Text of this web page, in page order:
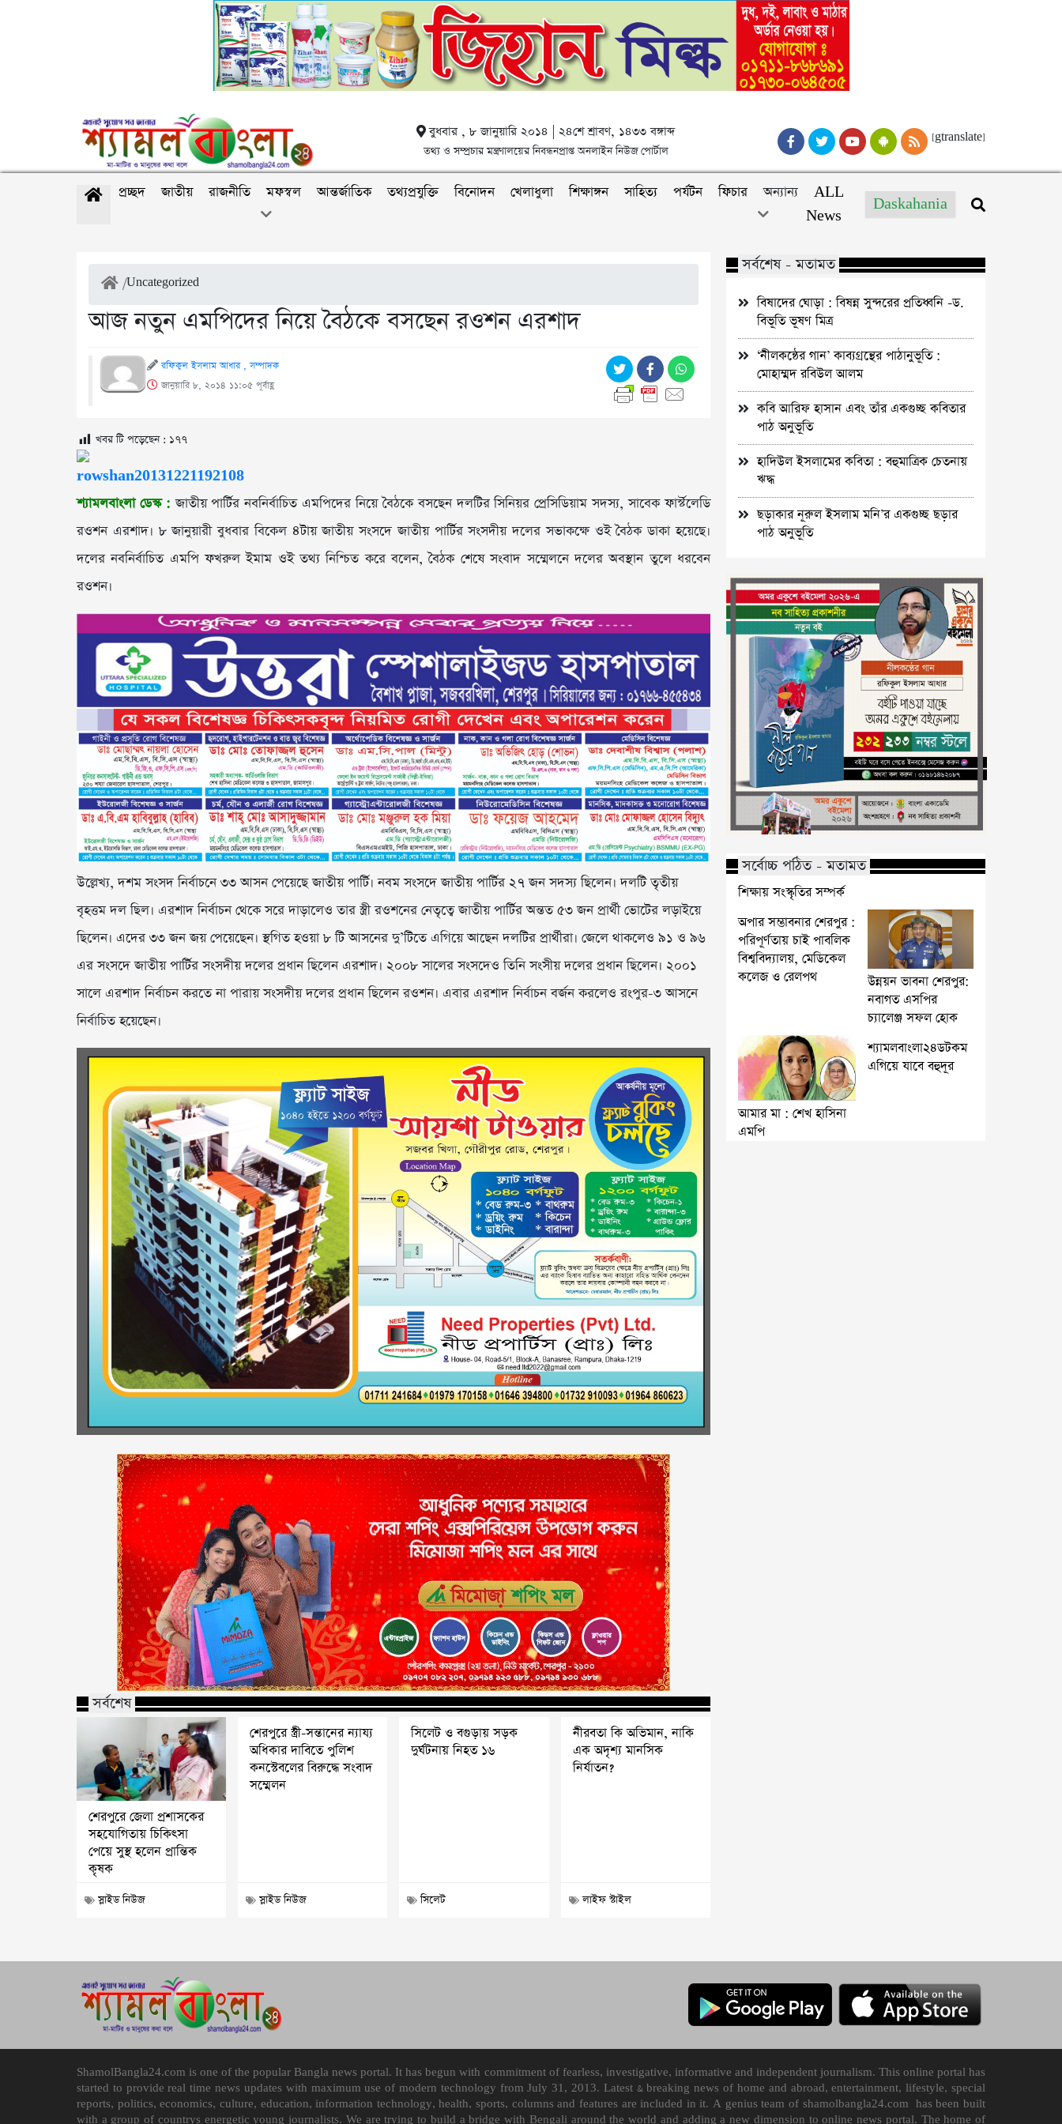
বুধবার , ৮ জানুয়ারি ২০১৪ | ২৪শে শ্রাবণ, ১৪৩৩ বঙ্গাব্দ
তথ্য ও সম্প্রচার মন্ত্রণালয়ের নিবন্ধনপ্রাপ্ত অনলাইন নিউজ পোর্টাল
[gtranslate]
প্রচ্ছদ জাতীয় রাজনীতি মফস্বল আন্তর্জাতিক তথ্যপ্রযুক্তি বিনোদন খেলাধুলা শিক্ষাঙ্গন সাহিত্য পর্যটন ফিচার অন্যান্য
ALL
News
Daskahania
/Uncategorized
আজ নতুন এমপিদের নিয়ে বৈঠকে বসছেন রওশন এরশাদ
রফিকুল ইসলাম আধার , সম্পাদক
জানুয়ারি ৮, ২০১৪ ১১:০৫ পূর্বাহ্ণ
খবর টি পড়েছেন : ১৭৭
শ্যামলবাংলা ডেস্ক : জাতীয় পার্টির নবনির্বাচিত এমপিদের নিয়ে বৈঠকে বসছেন দলটির সিনিয়র প্রেসিডিয়াম সদস্য, সাবেক ফার্স্টলেডি
রওশন এরশাদ। ৮ জানুয়ারী বুধবার বিকেল ৪টায় জাতীয় সংসদে জাতীয় পার্টির সংসদীয় দলের সভাকক্ষে ওই বৈঠক ডাকা হয়েছে।
দলের নবনির্বাচিত এমপি ফখরুল ইমাম ওই তথ্য নিশ্চিত করে বলেন, বৈঠক শেষে সংবাদ সম্মেলনে দলের অবস্থান তুলে ধরবেন
রওশন।
উল্লেখ্য, দশম সংসদ নির্বাচনে ৩৩ আসন পেয়েছে জাতীয় পার্টি। নবম সংসদে জাতীয় পার্টির ২৭ জন সদস্য ছিলেন। দলটি তৃতীয়
বৃহত্তম দল ছিল। এরশাদ নির্বাচন থেকে সরে দাড়ালেও তার স্ত্রী রওশনের নেতৃত্বে জাতীয় পার্টির অন্তত ৫৩ জন প্রার্থী ভোটের লড়াইয়ে
ছিলেন। এদের ৩৩ জন জয় পেয়েছেন। স্থগিত হওয়া ৮ টি আসনের দু’টিতে এগিয়ে আছেন দলটির প্রার্থীরা। জেলে থাকলেও ৯১ ও ৯৬
এর সংসদে জাতীয় পার্টির সংসদীয় দলের প্রধান ছিলেন এরশাদ। ২০০৮ সালের সংসদেও তিনি সংসীয় দলের প্রধান ছিলেন। ২০০১
সালে এরশাদ নির্বাচন করতে না পারায় সংসদীয় দলের প্রধান ছিলেন রওশন। এবার এরশাদ নির্বাচন বর্জন করলেও রংপুর-৩ আসনে
নির্বাচিত হয়েছেন।
সর্বশেষ
শেরপুরে জেলা প্রশাসকের
সহযোগিতায় চিকিৎসা
পেয়ে সুস্থ হলেন প্রান্তিক
কৃষক
স্লাইড নিউজ
শেরপুরে স্ত্রী-সন্তানের ন্যায্য
অধিকার দাবিতে পুলিশ
কনস্টেবলের বিরুদ্ধে সংবাদ
সম্মেলন
স্লাইড নিউজ
সিলেট ও বগুড়ায় সড়ক
দুর্ঘটনায় নিহত ১৬
সিলেট
নীরবতা কি অভিমান, নাকি
এক অদৃশ্য মানসিক
নির্যাতন?
লাইফ স্টাইল
সর্বশেষ - মতামত
বিষাদের ঘোড়া : বিষন্ন সুন্দরের প্রতিধ্বনি -ড.
বিভূতি ভূষণ মিত্র
‘নীলকন্ঠের গান’ কাব্যগ্রন্থের পাঠানুভূতি :
মোহাম্মদ রবিউল আলম
কবি আরিফ হাসান এবং তাঁর একগুচ্ছ কবিতার
পাঠ অনুভূতি
হাদিউল ইসলামের কবিতা : বহুমাত্রিক চেতনায়
ঋদ্ধ
ছড়াকার নূরুল ইসলাম মনি’র একগুচ্ছ ছড়ার
পাঠ অনুভূতি
সর্বোচ্চ পঠিত - মতামত
শিক্ষায় সংস্কৃতির সম্পর্ক
অপার সম্ভাবনার শেরপুর :
পরিপূর্ণতায় চাই পাবলিক
বিশ্ববিদ্যালয়, মেডিকেল
কলেজ ও রেলপথ
উন্নয়ন ভাবনা শেরপুর:
নবাগত এসপির
চ্যালেঞ্জ সফল হোক
আমার মা : শেখ হাসিনা
এমপি
শ্যামলবাংলা২৪ডটকম
এগিয়ে যাবে বহুদূর
ShamolBangla24.com is one of the popular Bangla news portal. It has begun with commitment of fearless, investigative, informative and independent journalism. This online portal has
started to provide real time news updates with maximum use of modern technology from July 31, 2013. Latest & breaking news of home and abroad, entertainment, lifestyle, special
reports, politics, economics, culture, education, information technology, health, sports, columns and features are included in it. A genius team of shamolbangla24.com has been built
with a group of countrys energetic young journalists. We are trying to build a bridge with Bengali around the world and adding a new dimension to online news portal. The home of